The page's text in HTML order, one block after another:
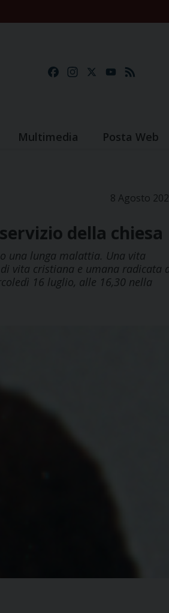
FacebookInstagramYouTube
Multimedia Posta Web
8 Agosto
della chiesa
una lunga malattia. Una vita
vita cristiana e umana radicata
16 luglio, alle 16,30 nella